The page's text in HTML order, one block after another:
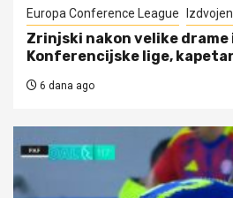
Europa Conference League
Zrinjski nakon velike drame
Konferencijske lige,
6 dana ago